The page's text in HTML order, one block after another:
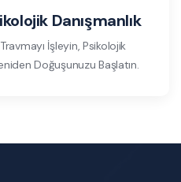
Danışmanlık
İşleyin, Psikolojik
Doğuşunuzu Başlatın.